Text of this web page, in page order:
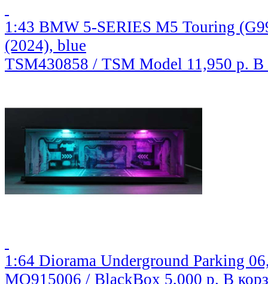
1:43 BMW 5-SERIES M5 Touring
(2024), blue
TSM430858 / TSM Model 11,950 р. В
1:64 Diorama Underground Parking
MO915006 / BlackBox 5,000 р. В